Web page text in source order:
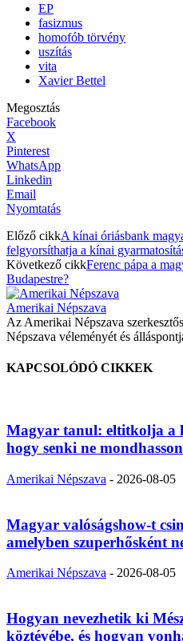
EP
fasizmus
homofób törvény
uszítás
vita
Xavier Bettel
Megosztás
Facebook
X
Pinterest
WhatsApp
Linkedin
Email
Nyomtatás
Előző cikkA kínai óriásbank
felgyorsíthatja a kínai
Következő cikkFerenc pápa a
Budapestre?
Amerikai Népszava
Az Amerikai Népszava
Népszava véleményét és
KAPCSOLÓDÓ CIKKEK
Magyar tanul: eltitkolja a
hogy senki ne
Amerikai Népszava - 2026-08-05
Magyar valóságshow-t
amelyben szuperhősként
Amerikai Népszava - 2026-08-05
Hogyan nevezhetik ki
köztévébe, és hogyan